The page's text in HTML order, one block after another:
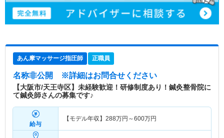
あん摩マッサージ指圧師 正職員
名称非公開 ※詳細はお問合せください
【大阪市/天王寺区】未経験歓迎！研修制度あり！鍼灸整骨院に
て鍼灸師さんの募集です♪
給与
【モデル年収】 288万円～600万円